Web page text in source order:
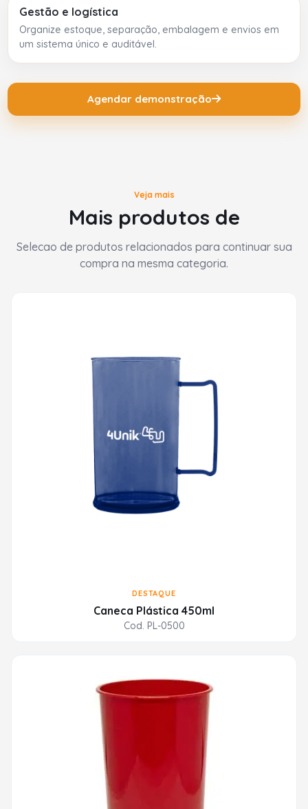
Gestão e logística
Organize estoque, separação, embalagem e envios em
um sistema único e auditável.
Agendar demonstração
Veja mais
Mais produtos de
Selecao de produtos relacionados para continuar sua
compra na mesma categoria.
DESTAQUE
Caneca Plástica 450ml
Cod. PL-0500